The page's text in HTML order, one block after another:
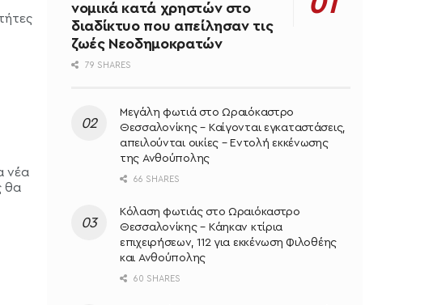
νέα
θα
νομικά κατά χρηστών στο
διαδίκτυο που απείλησαν τις
ζωές Νεοδημοκρατών
79 SHARES
Μεγάλη φωτιά στο Ωραιόκαστρο
Θεσσαλονίκης – Καίγονται εγκαταστάσεις,
απειλούνται οικίες – Εντολή εκκένωσης
της Ανθούπολης
66 SHARES
Κόλαση φωτιάς στο Ωραιόκαστρο
Θεσσαλονίκης – Κάηκαν κτίρια
επιχειρήσεων, 112 για εκκένωση Φιλοθέης
και Ανθούπολης
60 SHARES